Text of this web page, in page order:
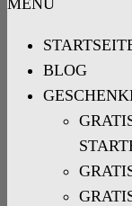
MENÜ
BLOG